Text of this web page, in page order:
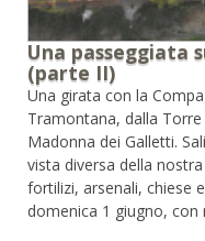
Una passeggiata
(parte II)
Una girata con la
Tramontana, dalla
Madonna dei Galletti.
vista diversa della
fortilizi, arsenali, chiese
domenica 1 giugno,